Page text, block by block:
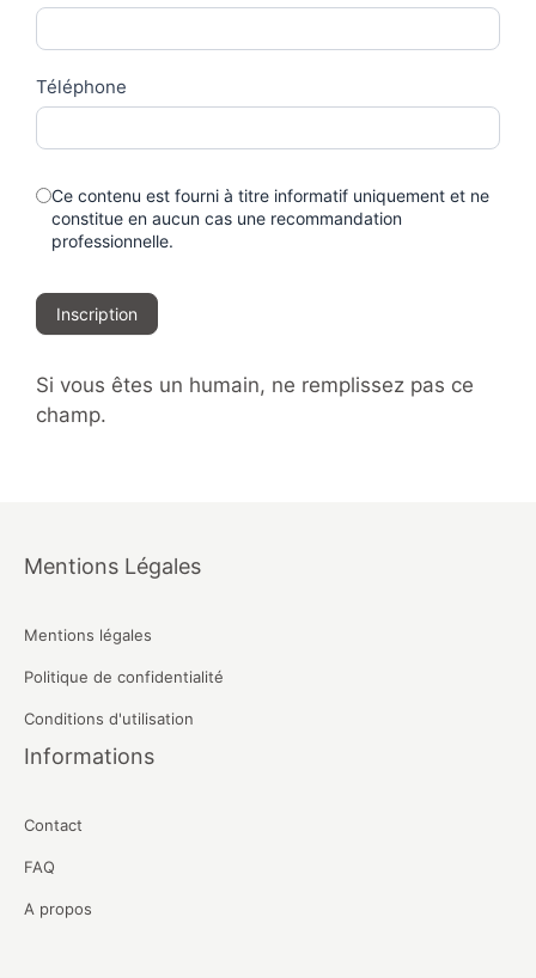
Téléphone
Ce contenu est fourni à titre informatif uniquement et ne
constitue en aucun cas une recommandation
professionnelle.
Inscription
Si vous êtes un humain, ne remplissez pas ce
champ.
Mentions Légales
Mentions légales
Politique de confidentialité
Conditions d'utilisation
Informations
Contact
FAQ
A propos